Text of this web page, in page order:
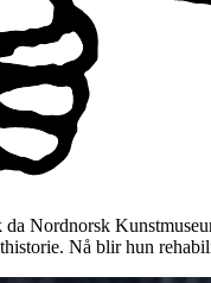
Nå blir hun